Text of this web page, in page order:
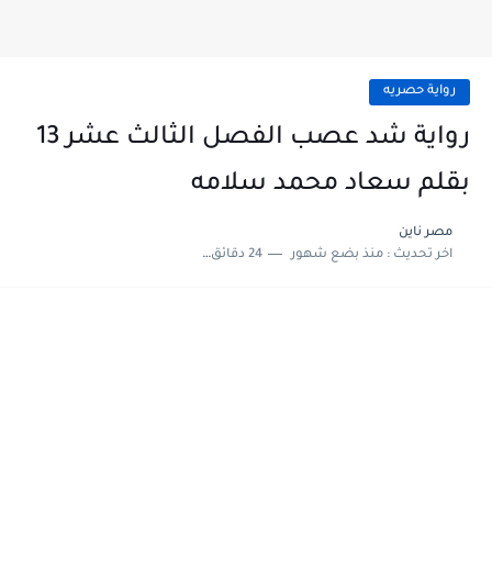
رواية حصريه
رواية شد عصب الفصل الثالث عشر 13
بقلم سعاد محمد سلامه
مصر ناين
اخر تحديث :منذ بضع شهور 24 دقائق للقراءة